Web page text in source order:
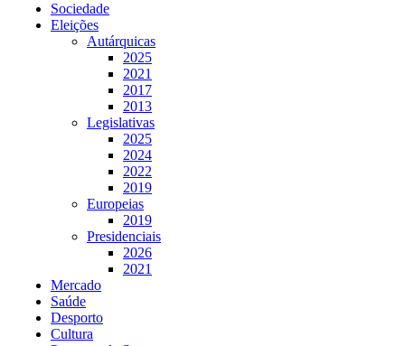
Sociedade
Eleições
Autárquicas
2025
2021
2017
2013
Legislativas
2025
2024
2022
2019
Europeias
2019
Presidenciais
2026
2021
Mercado
Saúde
Desporto
Cultura